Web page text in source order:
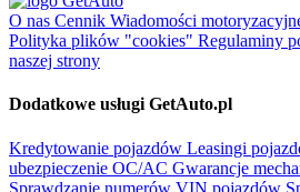
O nas Cennik Wiadomości
Polityka plików "cookies" Regulaminy
naszej strony
Dodatkowe usługi GetAuto.pl
Kredytowanie pojazdów Leasingi
ubezpieczenie OC/AC Gwarancje
Sprawdzanie numerów VIN pojazdów